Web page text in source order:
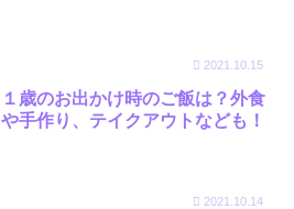
2021.10.15
１歳のお出かけ時のご飯は？外食
や手作り、テイクアウトなども！
2021.10.14